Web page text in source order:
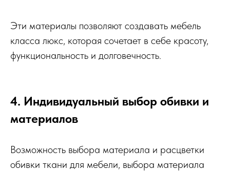
Эти материалы позволяют создавать мебель
класса люкс, которая сочетает в себе красоту,
функциональность и долговечность.
4. Индивидуальный выбор обивки и
материалов
Возможность выбора материала и расцветки
обивки ткани для мебели, выбора материала